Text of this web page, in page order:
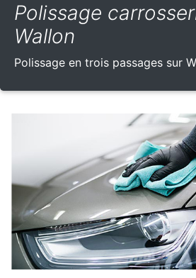
Polissage
Wallon
Polissage en trois passages sur